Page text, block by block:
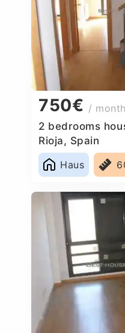
750€ / month
2 bedrooms
Rioja, Spain
Haus